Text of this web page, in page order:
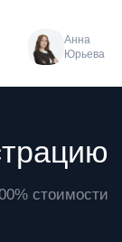
Анна
Юрьева
стоимости